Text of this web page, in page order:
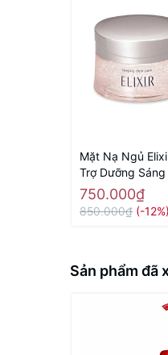
Mặt Nạ Ngủ
Trợ Dưỡng
nội địa
750.000₫
850.000₫ (-12%)
Sản phẩm đã